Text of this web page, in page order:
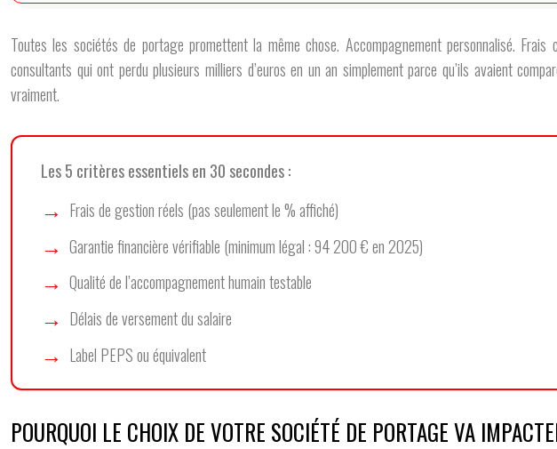
Toutes les sociétés de portage promettent la même chose. Accompagnement personnalisé.
consultants qui ont perdu plusieurs milliers d’euros en un an simplement parce qu’ils avaient
vraiment.
Les 5 critères essentiels en 30 secondes :
Frais de gestion réels (pas seulement le % affiché)
Garantie financière vérifiable (minimum légal : 94 200 € en 2025)
Qualité de l’accompagnement humain testable
Délais de versement du salaire
Label PEPS ou équivalent
POURQUOI LE CHOIX DE VOTRE SOCIÉTÉ DE PORTAGE VA